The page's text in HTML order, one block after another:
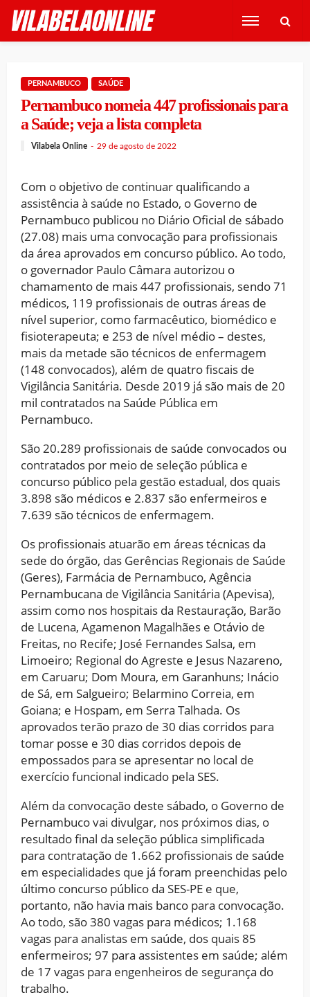
PERNAMBUCO SAÚDE
Pernambuco nomeia 447 profissionais para
a Saúde; veja a lista completa
Vilabela Online 29 de agosto de 2022
Com o objetivo de continuar qualificando a
assistência à saúde no Estado, o Governo de
Pernambuco publicou no Diário Oficial de sábado
(27.08) mais uma convocação para profissionais
da área aprovados em concurso público. Ao todo,
o governador Paulo Câmara autorizou o
chamamento de mais 447 profissionais, sendo 71
médicos, 119 profissionais de outras áreas de
nível superior, como farmacêutico, biomédico e
fisioterapeuta; e 253 de nível médio – destes,
mais da metade são técnicos de enfermagem
(148 convocados), além de quatro fiscais de
Vigilância Sanitária. Desde 2019 já são mais de 20
mil contratados na Saúde Pública em
Pernambuco.
São 20.289 profissionais de saúde convocados ou
contratados por meio de seleção pública e
concurso público pela gestão estadual, dos quais
3.898 são médicos e 2.837 são enfermeiros e
7.639 são técnicos de enfermagem.
Os profissionais atuarão em áreas técnicas da
sede do órgão, das Gerências Regionais de Saúde
(Geres), Farmácia de Pernambuco, Agência
Pernambucana de Vigilância Sanitária (Apevisa),
assim como nos hospitais da Restauração, Barão
de Lucena, Agamenon Magalhães e Otávio de
Freitas, no Recife; José Fernandes Salsa, em
Limoeiro; Regional do Agreste e Jesus Nazareno,
em Caruaru; Dom Moura, em Garanhuns; Inácio
de Sá, em Salgueiro; Belarmino Correia, em
Goiana; e Hospam, em Serra Talhada. Os
aprovados terão prazo de 30 dias corridos para
tomar posse e 30 dias corridos depois de
empossados para se apresentar no local de
exercício funcional indicado pela SES.
Além da convocação deste sábado, o Governo de
Pernambuco vai divulgar, nos próximos dias, o
resultado final da seleção pública simplificada
para contratação de 1.662 profissionais de saúde
em especialidades que já foram preenchidas pelo
último concurso público da SES-PE e que,
portanto, não havia mais banco para convocação.
Ao todo, são 380 vagas para médicos; 1.168
vagas para analistas em saúde, dos quais 85
enfermeiros; 97 para assistentes em saúde; além
de 17 vagas para engenheiros de segurança do
trabalho.